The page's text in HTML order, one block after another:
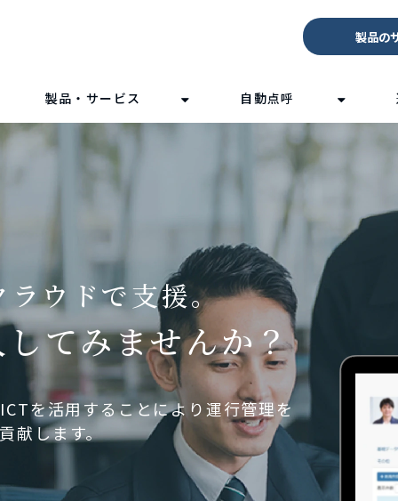
製品の
製品・サービス 自動点呼
ウドで支援。
てみませんか？
を活用することにより運行管理を
献します。